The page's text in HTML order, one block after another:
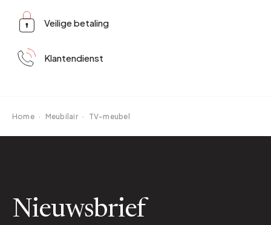
Veilige betaling
Klantendienst
Home · Meubilair · TV-meubel
Nieuwsbrief